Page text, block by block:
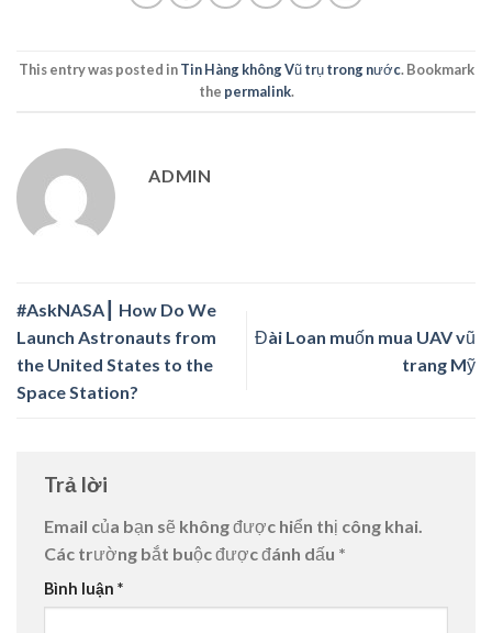
This entry was posted inTin Hàng không Vũ trụ trong nước. Bookmark
the permalink.
ADMIN
#AskNASA┃ How Do We
Launch Astronauts from
the United States to the
Space Station?
Đài Loan muốn mua UAV vũ
trang Mỹ
Trả lời
Email của bạn sẽ không được hiển thị công khai.
Các trường bắt buộc được đánh dấu *
Bình luận *